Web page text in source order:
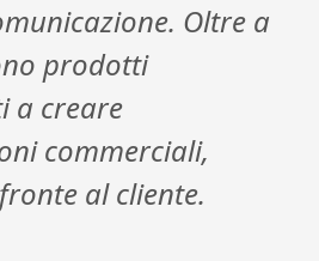
Oltre a
prodotti
a creare
commerciali,
al cliente.